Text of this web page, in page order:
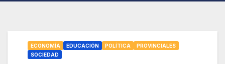
ECONOMÍA EDUCACIÓN POLÍTICA
PROVINCIALES
SOCIEDAD